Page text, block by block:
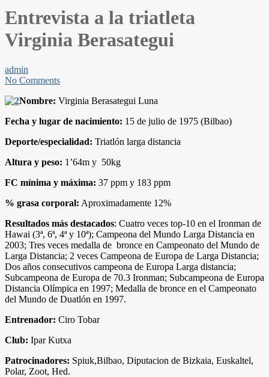
Entrevista a la triatleta
Virginia Berasategui
admin
No Comments
Nombre: Virginia Berasategui Luna
Fecha y lugar de nacimiento: 15 de julio de 1975 (Bilbao)
Deporte/especialidad: Triatlón larga distancia
Altura y peso: 1’64m y 50kg
FC mínima y máxima: 37 ppm y 183 ppm
% grasa corporal: Aproximadamente 12%
Resultados más destacados: Cuatro veces top-10 en el Ironman de
Hawai (3ª, 6ª, 4ª y 10ª); Campeona del Mundo Larga Distancia en
2003; Tres veces medalla de bronce en Campeonato del Mundo de
Larga Distancia; 2 veces Campeona de Europa de Larga Distancia;
Dos años consecutivos campeona de Europa Larga distancia;
Subcampeona de Europa de 70.3 Ironman; Subcampeona de Europa
Distancia Olímpica en 1997; Medalla de bronce en el Campeonato
del Mundo de Duatlón en 1997.
Entrenador: Ciro Tobar
Club: Ipar Kutxa
Patrocinadores: Spiuk,Bilbao, Diputacion de Bizkaia, Euskaltel,
Polar, Zoot, Hed.